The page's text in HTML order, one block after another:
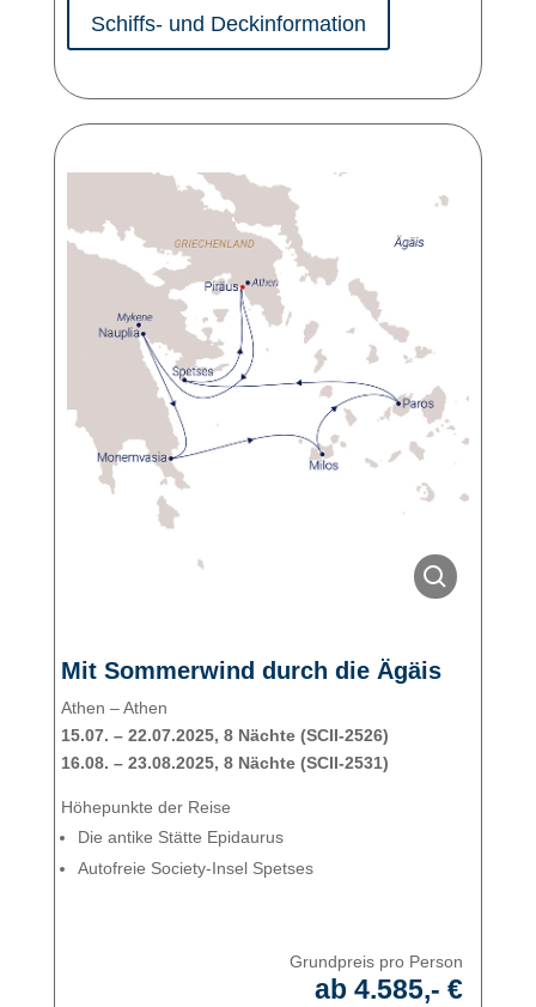
Schiffs- und Deckinformation
Mit Sommerwind durch die Ägäis
Athen – Athen
15.07. – 22.07.2025, 8 Nächte (SCII-2526)
16.08. – 23.08.2025, 8 Nächte (SCII-2531)
Höhepunkte der Reise
Die antike Stätte Epidaurus
Autofreie Society-Insel Spetses
Grundpreis pro Person
ab 4.585,- €